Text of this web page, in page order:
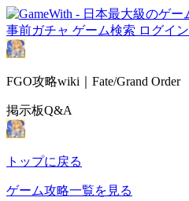
事前ガチャ ゲーム検索 ログイン
FGO攻略wiki｜Fate/Grand Order
掲示板Q&A
トップに戻る
ゲーム攻略一覧を見る